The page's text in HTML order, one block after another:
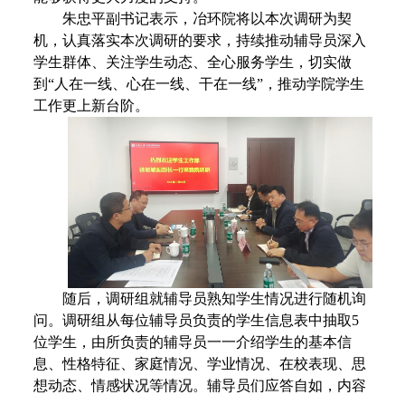
朱忠平副书记表示，冶环院将以本次调研为契
机，认真落实本次调研的要求，持续推动辅导员深入
学生群体、关注学生动态、全心服务学生，切实做
到“人在一线、心在一线、干在一线”，推动学院学生
工作更上新台阶。
随后，调研组就辅导员熟知学生情况进行随机询
问。调研组从每位辅导员负责的学生信息表中抽取5
位学生，由所负责的辅导员一一介绍学生的基本信
息、性格特征、家庭情况、学业情况、在校表现、思
想动态、情感状况等情况。辅导员们应答自如，内容